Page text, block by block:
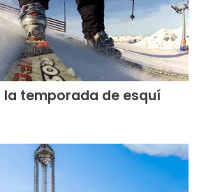
la temporada de esquí